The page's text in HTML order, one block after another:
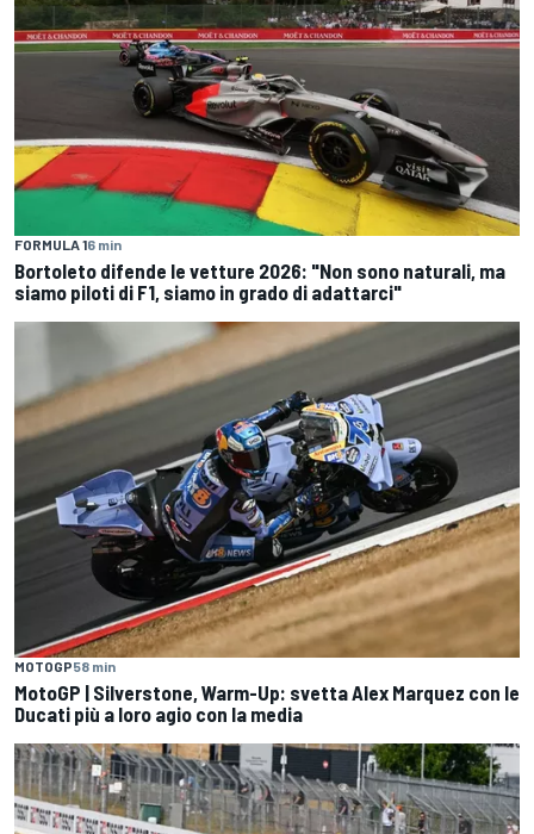
FORMULA 16 min
Bortoleto difende le vetture 2026: "Non sono naturali, ma
siamo piloti di F1, siamo in grado di adattarci"
MOTOGP58 min
MotoGP | Silverstone, Warm-Up: svetta Alex Marquez con le
Ducati più a loro agio con la media